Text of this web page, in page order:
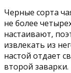
Черные сорта
не более
настаивают,
извлекать из
настой отдает
второй заварки.